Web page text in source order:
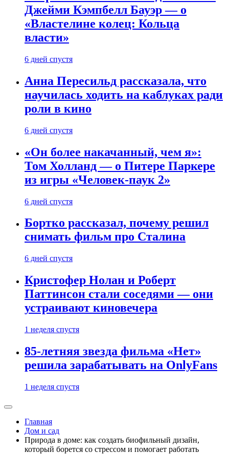
Джейми Кэмпбелл Бауэр — о
«Властелине колец: Кольца
власти»
6 дней спустя
Анна Пересильд рассказала, что
научилась ходить на каблуках ради
роли в кино
6 дней спустя
«Он более накачанный, чем я»:
Том Холланд — о Питере Паркере
из игры «Человек-паук 2»
6 дней спустя
Бортко рассказал, почему решил
снимать фильм про Сталина
6 дней спустя
Кристофер Нолан и Роберт
Паттинсон стали соседями — они
устраивают киновечера
1 неделя спустя
85-летняя звезда фильма «Нет»
решила зарабатывать на OnlyFans
1 неделя спустя
Главная
Дом и сад
Природа в доме: как создать биофильный дизайн,
который борется со стрессом и помогает работать